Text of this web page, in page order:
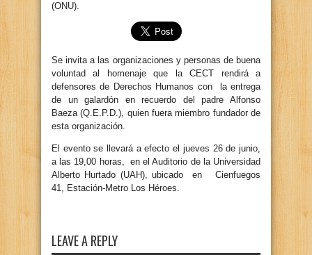
(ONU).
Se invita a las organizaciones y personas de buena
voluntad al homenaje que la CECT rendirá a
defensores de Derechos Humanos con la entrega
de un galardón en recuerdo del padre Alfonso
Baeza (Q.E.P.D.), quien fuera miembro fundador de
esta organización.
El evento se llevará a efecto el jueves 26 de junio,
a las 19,00 horas, en el Auditorio de la Universidad
Alberto Hurtado (UAH), ubicado en Cienfuegos
41, Estación-Metro Los Héroes.
LEAVE A REPLY